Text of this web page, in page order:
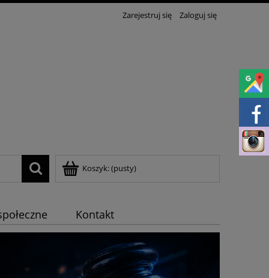
Zarejestruj się Zaloguj się
Koszyk:(pusty)
Kontakt